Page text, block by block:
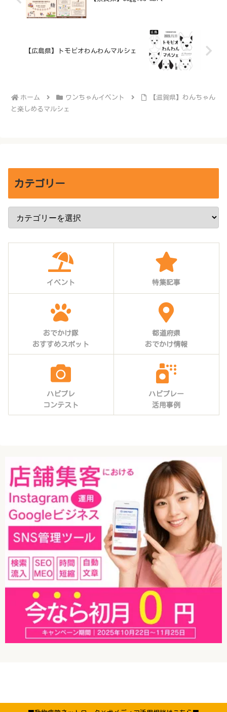
【広島県】トモビオわんわんマルシェ
ホーム ワンちゃんイベント
【滋賀県】わんちゃん
と楽しめるマルシェ
カテゴリー
イベント 特集記事
おでかけ隊
おすすめスポット
都道府県
おでかけ情報
ハピプレ
コンテスト
ハピプレー
活用事例